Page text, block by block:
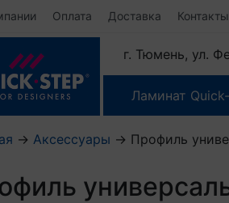
Оплата Доставка Контакты
г. Тюмень, ул.
Ламинат
→ Аксессуары → Профиль